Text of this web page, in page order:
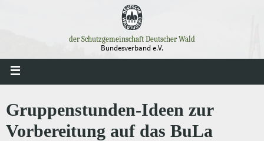
der Schutzgemeinschaft Deutscher Wald
Bundesverband e.V.
Gruppenstunden-Ideen zur
Vorbereitung auf das BuLa